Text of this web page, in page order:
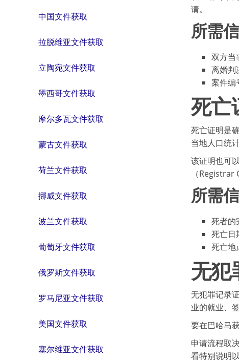
中国文件获取
拉脱维亚文件获取
立陶宛文件获取
墨西哥文件获取
摩尔多瓦文件获取
蒙古文件获取
荷兰文件获取
挪威文件获取
波兰文件获取
葡萄牙文件获取
俄罗斯文件获取
罗马尼亚文件获取
美国文件获取
塞尔维亚文件获取
请。
所需
双方当
离婚判
案件编
死亡
死亡证明是
当地人口统
该证明也可
（
所需
死者的
死亡日
死亡地
无犯
无犯罪记录
业的就业、
要在巴哈马
申请流程取
看特别说明